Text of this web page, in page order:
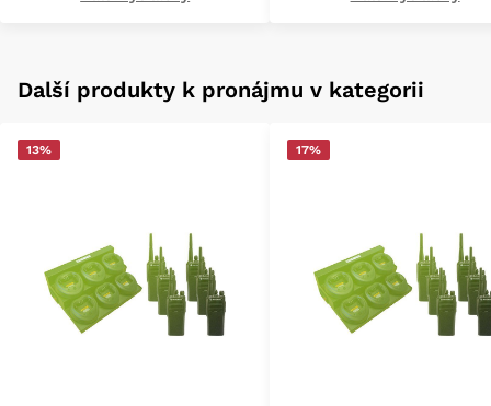
Další produkty k pronájmu v kategorii
13% 17%